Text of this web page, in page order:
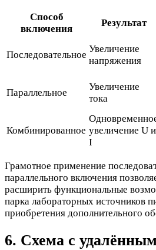
Способ
включения
Результат
Последовательное
Увеличение
напряжения
Параллельное
Увеличение
тока
Комбинированное увеличение U и
I
Грамотное применение
параллельного включения
расширить функциональные
парка лабораторных источников
приобретения дополнительного
6. Схема с